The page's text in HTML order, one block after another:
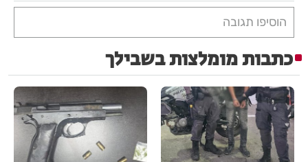
הוסיפו תגובה
כתבות מומלצות בשבילך